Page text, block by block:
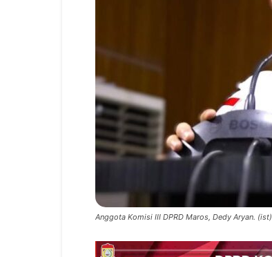
Anggota Komisi III DPRD Maros, Dedy Aryan. (ist)